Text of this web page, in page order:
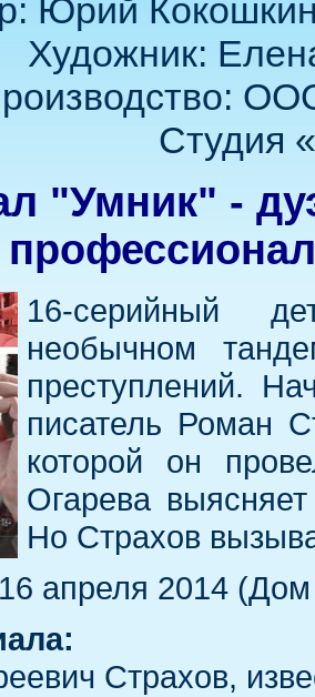
Юрий
Художник:
Студия
"Умник" -
16-серийный
необычном
преступлений.
писатель Роман
которой он
Огарева
Но Страхов
апреля 2014
Страхов,